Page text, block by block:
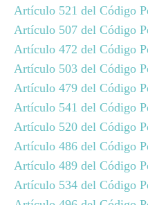
Artículo 521 del Código
Artículo 507 del Código
Artículo 472 del Código
Artículo 503 del Código
Artículo 479 del Código
Artículo 541 del Código
Artículo 520 del Código
Artículo 486 del Código
Artículo 489 del Código
Artículo 534 del Código